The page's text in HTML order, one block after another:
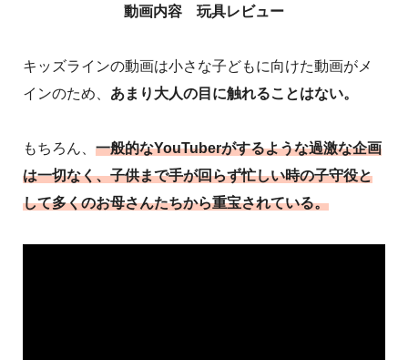
動画内容 玩具レビュー
キッズラインの動画は小さな子どもに向けた動画がメ
インのため、 あまり大人の目に触れることはない。
もちろん、 一般的なYouTuberがするような過激な企画
は一切なく、子供まで手が回らず忙しい時の子守役と
して多くのお母さんたちから重宝されている。